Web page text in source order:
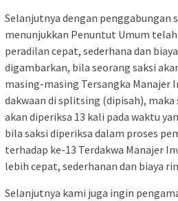
Selanjutnya dengan penggabungan
menunjukkan Penuntut Umum
peradilan cepat, sederhana dan
digambarkan, bila seorang saksi
masing-masing Tersangka Manajer
dakwaan di splitsing (dipisah),
akan diperiksa 13 kali pada waktu
bila saksi diperiksa dalam proses
terhadap ke-13 Terdakwa Manajer
lebih cepat, sederhanan dan biaya
Selanjutnya kami juga ingin